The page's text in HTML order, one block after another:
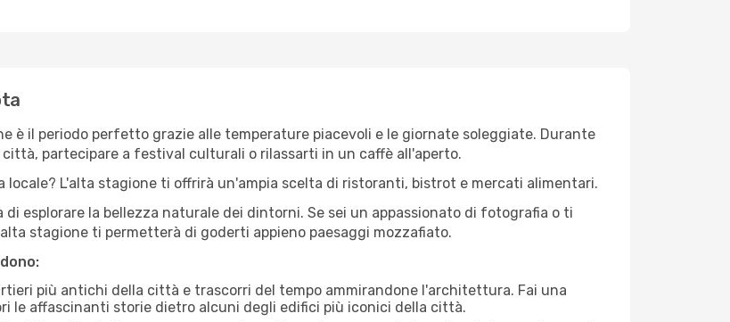
è il periodo perfetto grazie alle temperature piacevoli e le giornate soleggiate. Durante
partecipare a festival culturali o rilassarti in un caffè all'aperto.
locale? L'alta stagione ti offrirà un'ampia scelta di ristoranti, bistrot e mercati alimentari.
esplorare la bellezza naturale dei dintorni. Se sei un appassionato di fotografia o ti
stagione ti permetterà di goderti appieno paesaggi mozzafiato.
più antichi della città e trascorri del tempo ammirandone l'architettura. Fai una
le affascinanti storie dietro alcuni degli edifici più iconici della città.